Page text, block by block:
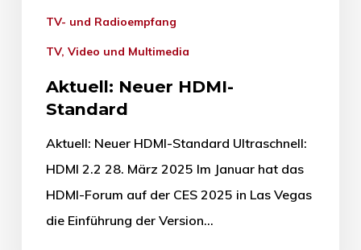
TV- und Radioempfang
TV, Video und Multimedia
Aktuell: Neuer HDMI-
Standard
Aktuell: Neuer HDMI-Standard Ultraschnell:
HDMI 2.2 28. März 2025 Im Januar hat das
HDMI-Forum auf der CES 2025 in Las Vegas
die Einführung der Version…